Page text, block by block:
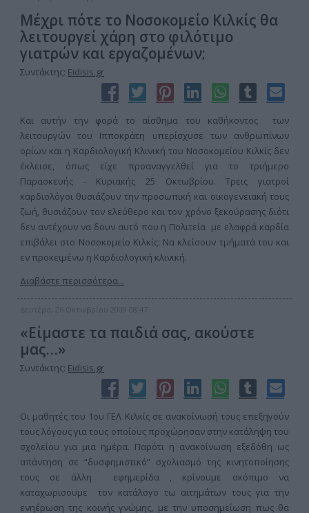
Μέχρι πότε το Νοσοκομείο Κιλκίς θα
λειτουργεί χάρη στο φιλότιμο
γιατρών και εργαζομένων;
Συντάκτης: Eidisis.gr
Και αυτήν την φορά το αίσθημα του καθήκοντος των
λειτουργών του Ιπποκράτη υπερίσχυσε των ανθρωπίνων
ορίων και η Καρδιολογική Κλινική του Νοσοκομείου Κιλκίς δεν
έκλεισε, όπως είχε προαναγγελθεί για το τριήμερο
Παρασκευής - Κυριακής 25 Οκτωβρίου. Τρεις γιατροί
καρδιολόγοι θυσιάζουν την προσωπική και οικογενειακή τους
ζωή, θυσιάζουν τον ελεύθερο και τον χρόνο ξεκούρασης διότι
δεν αντέχουν να δουν αυτό που η Πολιτεία με ελαφρά καρδία
επιβάλει στο Νοσοκομείο Κιλκίς: Να κλείσουν τμήματά του και
εν προκειμένω η Καρδιολογική κλινική.
Διαβάστε περισσότερα...
Δευτέρα, 26 Οκτωβρίου 2009 08:47
«Είμαστε τα παιδιά σας, ακούστε
μας…»
Συντάκτης: Eidisis.gr
Οι μαθητές του 1ου ΓΕΛ Κιλκίς σε ανακοίνωσή τους επεξηγούν
τους λόγους για τους οποίους προχώρησαν στην κατάληψη του
σχολείου για μια ημέρα. Παρότι η ανακοίνωση εξεδόθη ως
απάντηση σε “δυσφημιστικό” σχολιασμό της κινητοποίησης
τους σε άλλη εφημερίδα , κρίνουμε σκόπιμο να
καταχωρισουμε τον κατάλογο τω αιτημάτων τους για την
ενηέρωση της κοινής γνώμης, με την υποσημείωση πως θα